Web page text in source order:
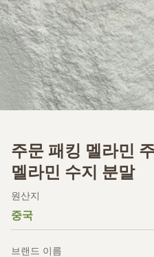
주문 패킹 멜라민
멜라민 수지 분말
원산지
중국
브랜드 이름